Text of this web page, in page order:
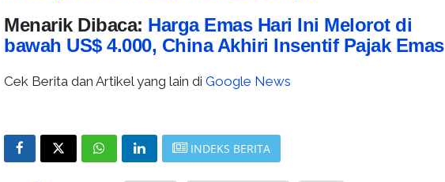
Menarik Dibaca: Harga Emas Hari Ini Melorot di
bawah US$ 4.000, China Akhiri Insentif Pajak Emas
Cek Berita dan Artikel yang lain di Google News
INDEKS BERITA